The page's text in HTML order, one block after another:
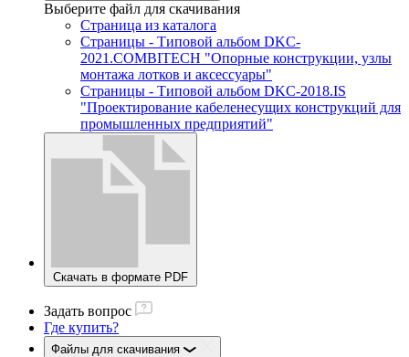
Выберите файл для скачивания
Страница из каталога
Страницы - Типовой альбом DKC-
2021.COMBITECH "Опорные конструкции, узлы
монтажа лотков и аксессуары"
Страницы - Типовой альбом DKC-2018.IS
"Проектирование кабеленесущих конструкций для
промышленных предприятий"
Скачать в формате PDF
Задать вопрос
Где купить?
Файлы для скачивания